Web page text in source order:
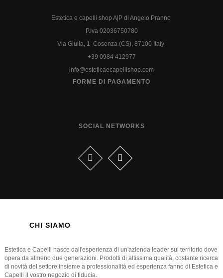
Estetica e capelli shop A|P di Angelo Pranno
P.Iva 02036750780
Via Giulia, 1 Cosenza (CS), 87100 Italy
+39 0984 412977
info@esteticaecapellishop.com
FORME DI PAGAMENTO
SOCIAL NETWORKS
CHI SIAMO
Estetica e Capelli nasce dall'esperienza di un'azienda leader sul territorio dove
opera da almeno due generazioni. Prodotti di altissima qualità, costante ricerca
di novità del settore insieme a professionalità ed esperienza fanno di Estetica e
Capelli il vostro negozio di fiducia.